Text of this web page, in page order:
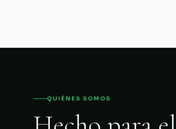
QUIÉNES SOMOS